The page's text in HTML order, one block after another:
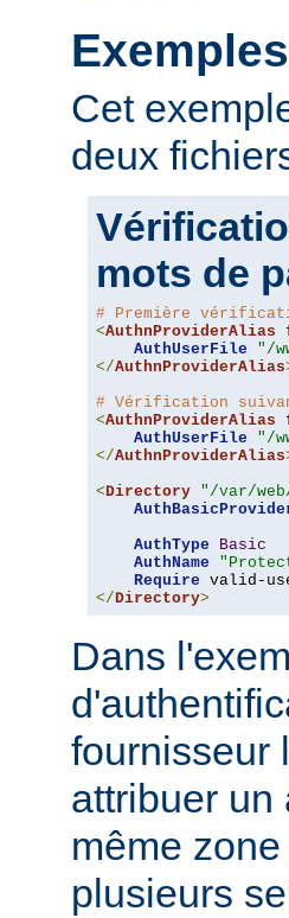
Exemples
Cet
deux
mots de
# Première
<AuthnProviderAlias
AuthUserFile
"/
</AuthnProviderAlias
# Vérification
<AuthnProviderAlias
AuthUserFile
"/
</AuthnProviderAlias
<Directory "/var/
AuthType
Basic
AuthName
Require
</Directory>
Dans
fournisseur
attribuer un
même
plusieurs